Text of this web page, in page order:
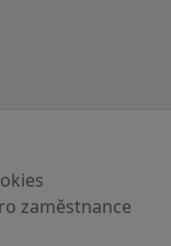
zaměstnance